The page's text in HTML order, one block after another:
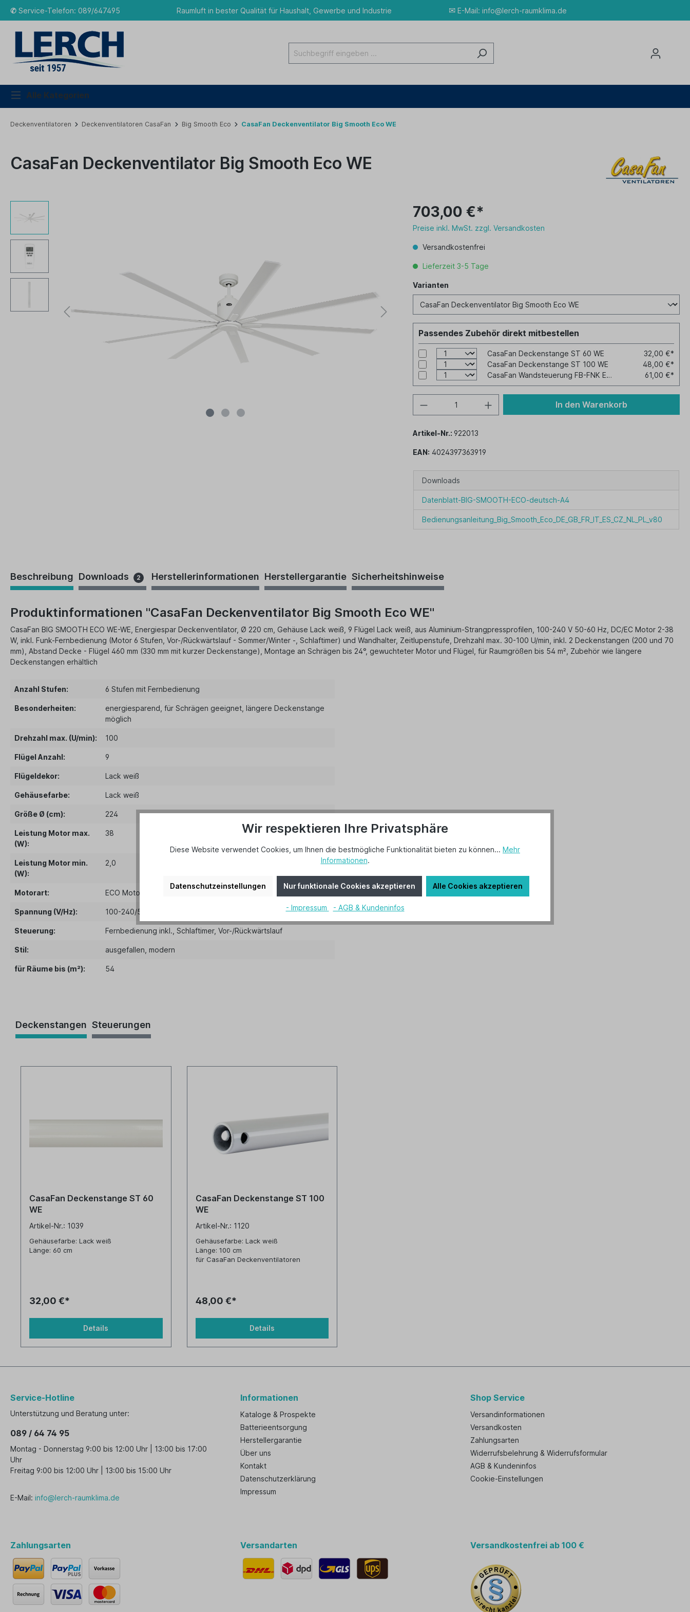
✆ Service-Telefon: 089/647495 Raumluft in bester Qualität für Haushalt, Gewerbe und Industrie ✉E-Mail: info@lerch-raumklima.de
Alle Kategorien
Deckenventilatoren Deckenventilatoren CasaFan Big Smooth Eco CasaFan Deckenventilator Big Smooth Eco WE
CasaFan Deckenventilator Big Smooth Eco WE
703,00 €*
Preise inkl. MwSt. zzgl. Versandkosten
Versandkostenfrei
Lieferzeit 3-5 Tage
Varianten
Passendes Zubehör direkt mitbestellen
CasaFan Deckenstange ST 60 WE
32,00 €*
CasaFan Deckenstange ST 100 WE
48,00 €*
CasaFan Wandsteuerung FB-FNK ECO Hotel A
61,00 €*
In den Warenkorb
Artikel-Nr.: 922013
EAN: 4024397363919
Downloads
Datenblatt-BIG-SMOOTH-ECO-deutsch-A4
Bedienungsanleitung_Big_Smooth_Eco_DE_GB_FR_IT_ES_CZ_NL_PL_v80
Beschreibung Downloads 2 Herstellerinformationen Herstellergarantie Sicherheitshinweise
Produktinformationen "CasaFan Deckenventilator Big Smooth Eco WE"
CasaFan BIG SMOOTH ECO WE-WE, Energiespar Deckenventilator, Ø 220 cm, Gehäuse Lack weiß, 9 Flügel Lack weiß, aus Aluminium-Strangpressprofilen, 100-240 V 50-60 Hz, DC/EC Motor 2-38
W, inkl. Funk-Fernbedienung (Motor 6 Stufen, Vor-/Rückwärtslauf - Sommer/Winter -, Schlaftimer) und Wandhalter, Zeitlupenstufe, Drehzahl max. 30-100 U/min, inkl. 2 Deckenstangen (200 und 70
mm), Abstand Decke - Flügel 460 mm (330 mm mit kurzer Deckenstange), Montage an Schrägen bis 24°, gewuchteter Motor und Flügel, für Raumgrößen bis 54 m², Zubehör wie längere
Deckenstangen erhältlich
Anzahl Stufen: 6 Stufen mit Fernbedienung
Besonderheiten: energiesparend , für Schrägen geeignet , längere Deckenstange
möglich
Drehzahl max. (U/min): 100
Flügel Anzahl: 9
Flügeldekor: Lack weiß
Gehäusefarbe: Lack weiß
Größe Ø (cm): 224
Leistung Motor max.
(W):
38
Leistung Motor min.
(W):
2,0
Motorart: ECO Motor
Spannung (V/Hz): 100-240/50-60
Steuerung: Fernbedienung inkl. , Schlaftimer, Vor-/Rückwärtslauf
Stil: ausgefallen , modern
für Räume bis (m²): 54
Deckenstangen Steuerungen
CasaFan Deckenstange ST 60
WE
Artikel-Nr.: 1039
Gehäusefarbe: Lack weiß
Länge: 60 cm
32,00 €*
Details
CasaFan Deckenstange ST 100
WE
Artikel-Nr.: 1120
Gehäusefarbe: Lack weiß
Länge: 100 cm
für CasaFan Deckenventilatoren
48,00 €*
Details
Service-Hotline
Unterstützung und Beratung unter:
089 / 64 74 95
Montag - Donnerstag 9:00 bis 12:00 Uhr | 13:00 bis 17:00
Uhr
Freitag 9:00 bis 12:00 Uhr | 13:00 bis 15:00 Uhr
E-Mail: info@lerch-raumklima.de
Informationen
Kataloge & Prospekte
Batterieentsorgung
Herstellergarantie
Über uns
Kontakt
Datenschutzerklärung
Impressum
Shop Service
Versandinformationen
Versandkosten
Zahlungsarten
Widerrufsbelehrung & Widerrufsformular
AGB & Kundeninfos
Cookie-Einstellungen
Zahlungsarten Versandarten Versandkostenfrei ab 100 €
Wir respektieren Ihre Privatsphäre
Diese Website verwendet Cookies, um Ihnen die bestmögliche Funktionalität bieten zu können... Mehr
Informationen.
Datenschutzeinstellungen Nur funktionale Cookies akzeptieren Alle Cookies akzeptieren
- Impressum - AGB & Kundeninfos